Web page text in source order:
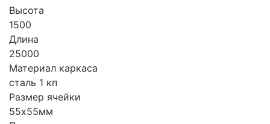
Высота
1500
Длина
25000
Материал каркаса
сталь 1 кп
Размер ячейки
55х55мм